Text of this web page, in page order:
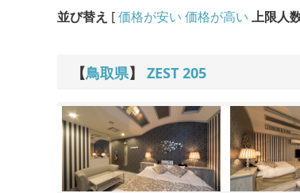
並び替え [価格が安い 価格が高い 上限人
【鳥取県】 ZEST 205